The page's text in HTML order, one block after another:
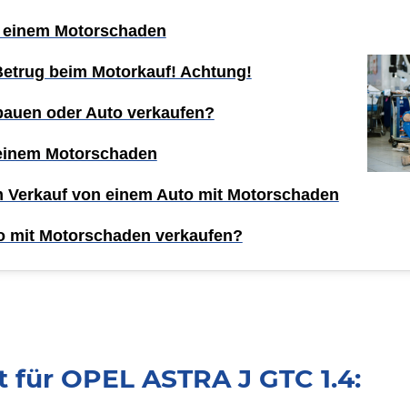
Motorschaden
beim Motorkauf! Achtung!
oder Auto verkaufen?
Motorschaden
Verkauf von einem Auto mit Motorschaden
mit Motorschaden verkaufen?
OPEL ASTRA J GTC 1.4: